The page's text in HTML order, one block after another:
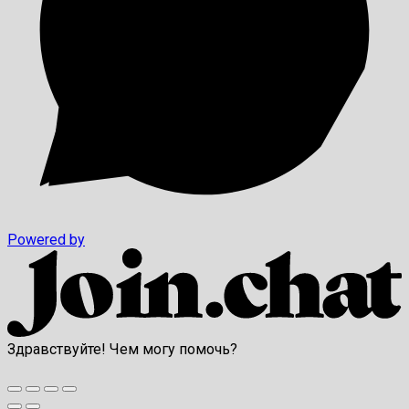
Powered by
Здравствуйте! Чем могу помочь?